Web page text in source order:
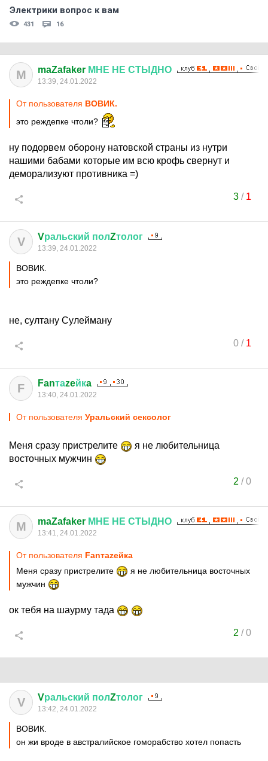
Электрики вопрос к вам
431 16
M maZafaker МНЕ НЕ СТЫДНО
13:39, 24.01.2022
От пользователя ВОВИК.
это реждепке чтоли?
ну подорвем оборону натовской страны из нутри
нашими бабами которые им всю крофь свернут и
деморализуют противника =)
3/ 1
V Vральский полZтолог
13:39, 24.01.2022
ВОВИК.
это реждепке чтоли?
не, султану Сулейману
0/ 1
F Fanтаzeйкa
13:40, 24.01.2022
От пользователя Уральский сексолог
Меня сразу пристрелите
я не любительница
восточных мужчин
2 /0
M maZafaker МНЕ НЕ СТЫДНО
13:41, 24.01.2022
От пользователя Fanтаzeйкa
Меня сразу пристрелите
я не любительница восточных
мужчин
ок тебя на шаурму тада
2 /0
V Vральский полZтолог
13:42, 24.01.2022
ВОВИК.
он жи вроде в австралийское гоморабство хотел попасть